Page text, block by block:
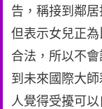
告，稱接到鄰
但表示女兒正
合法，所以不
到未來國際大
人覺得受擾可